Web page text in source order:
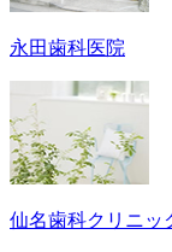
永田歯科医院
仙名歯科クリニッ